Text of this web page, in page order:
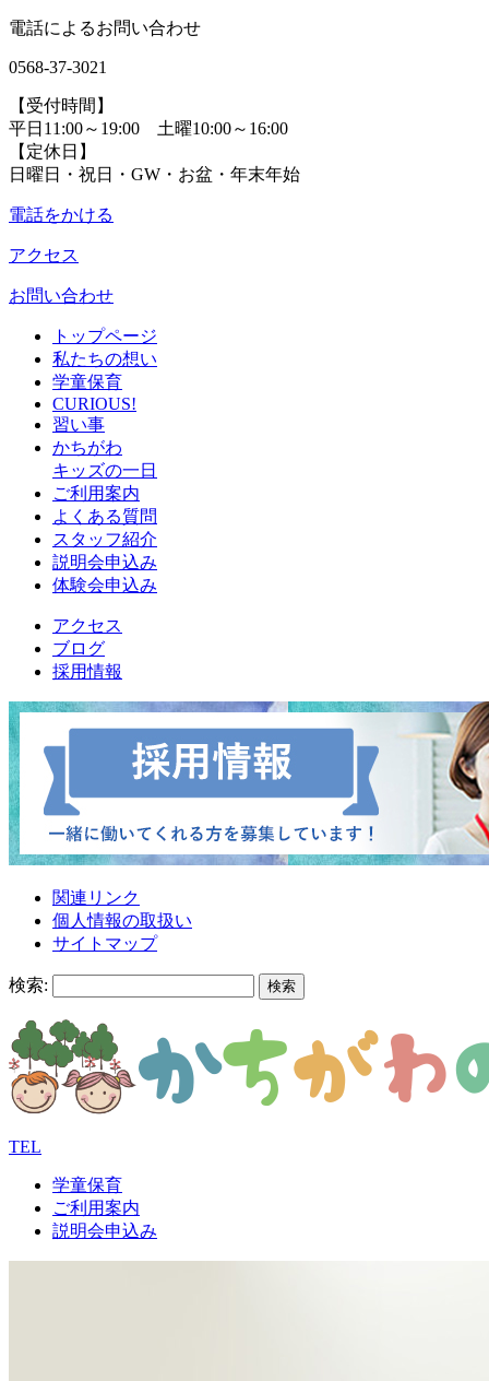
電話によるお問い合わせ
0568-37-3021
【受付時間】
平日11:00～19:00 土曜10:00～16:00
【定休日】
日曜日・祝日・GW・お盆・年末年始
電話をかける
アクセス
お問い合わせ
トップページ
私たちの想い
学童保育
CURIOUS!
習い事
かちがわ
キッズの一日
ご利用案内
よくある質問
スタッフ紹介
説明会申込み
体験会申込み
アクセス
ブログ
採用情報
関連リンク
個人情報の取扱い
サイトマップ
検索:
TEL
学童保育
ご利用案内
説明会申込み